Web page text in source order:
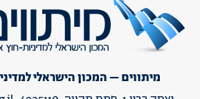
מיתווים – המכון הישראלי